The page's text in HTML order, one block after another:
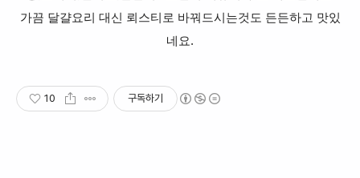
가끔 달걀요리 대신 뢰스티로 바꿔드시는것도 든든하고 맛있
네요.
10 구독하기